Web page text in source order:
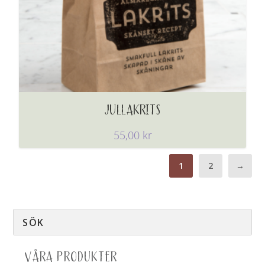
JULLAKRITS
55,00 kr
1 2 →
VÅRA PRODUKTER